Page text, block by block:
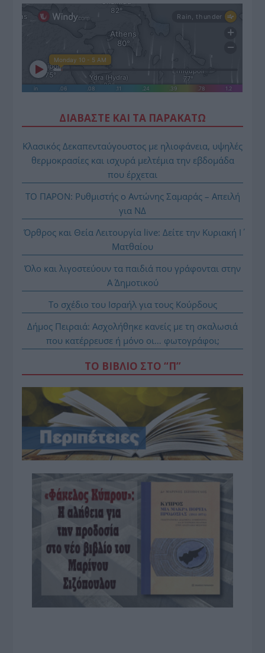
ΔΙΑΒΑΣΤΕ ΚΑΙ ΤΑ ΠΑΡΑΚΑΤΩ
Κλασικός Δεκαπενταύγουστος με ηλιοφάνεια, υψηλές
θερμοκρασίες και ισχυρά μελτέμια την εβδομάδα
που έρχεται
ΤΟ ΠΑΡΟΝ: Ρυθμιστής ο Αντώνης Σαμαράς – Απειλή
για ΝΔ
Όρθρος και Θεία Λειτουργία live: Δείτε την Κυριακή Ι΄
Ματθαίου
Όλο και λιγοστεύουν τα παιδιά που γράφονται στην
Α΄ Δημοτικού
Το σχέδιο του Ισραήλ για τους Κούρδους
Δήμος Πειραιά: Ασχολήθηκε κανείς με τη σκαλωσιά
που κατέρρευσε ή μόνο οι… φωτογράφοι;
ΤΟ ΒΙΒΛΙΟ ΣΤΟ “Π”